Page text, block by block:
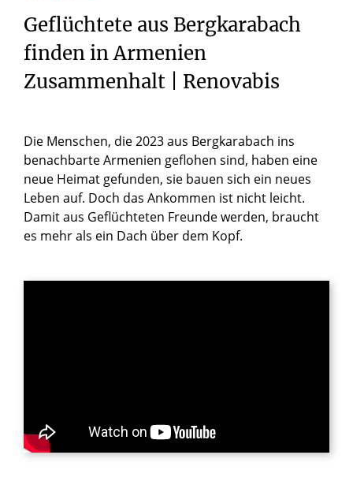
Geflüchtete aus Bergkarabach
finden in Armenien
Zusammenhalt | Renovabis
Die Menschen, die 2023 aus Bergkarabach ins
benachbarte Armenien geflohen sind, haben eine
neue Heimat gefunden, sie bauen sich ein neues
Leben auf. Doch das Ankommen ist nicht leicht.
Damit aus Geflüchteten Freunde werden, braucht
es mehr als ein Dach über dem Kopf.